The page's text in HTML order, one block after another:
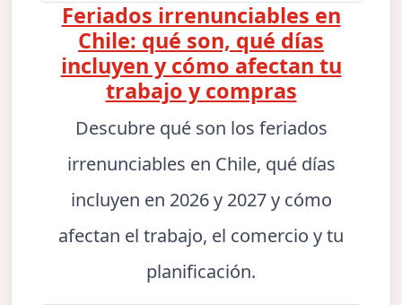
Feriados irrenunciables en
Chile: qué son, qué días
incluyen y cómo afectan tu
trabajo y compras
Descubre qué son los feriados
irrenunciables en Chile, qué días
incluyen en 2026 y 2027 y cómo
afectan el trabajo, el comercio y tu
planificación.